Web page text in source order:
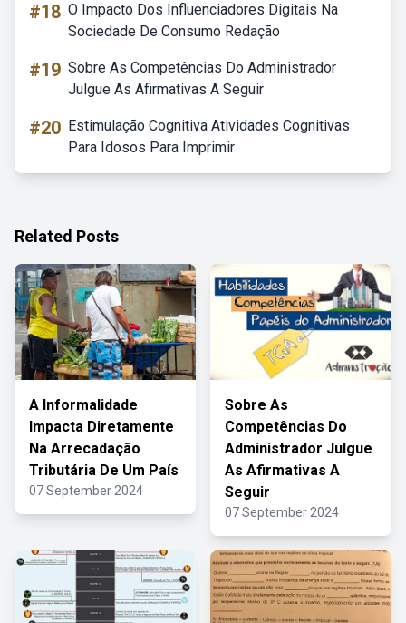
#18 O Impacto Dos Influenciadores Digitais Na
Sociedade De Consumo Redação
#19 Sobre As Competências Do Administrador
Julgue As Afirmativas A Seguir
#20 Estimulação Cognitiva Atividades Cognitivas
Para Idosos Para Imprimir
Related Posts
A Informalidade
Impacta Diretamente
Na Arrecadação
Tributária De Um País
07 September 2024
Sobre As
Competências Do
Administrador Julgue
As Afirmativas A
Seguir
07 September 2024